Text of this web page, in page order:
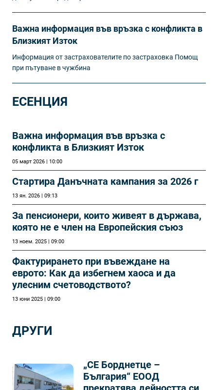
Важна информация във връзка с конфликта в
Близкият Изток
Информация от застрахователите по застраховка Помощ
при пътуване в чужбина
ЕСЕНЦИЯ
Важна информация във връзка с
конфликта в Близкият Изток
05 март 2026 | 10:00
Стартира Данъчната кампания за 2026 г
13 ян. 2026 | 09:13
За пенсионери, които живеят в държава,
която не е член на Европейския съюз
13 ноем. 2025 | 09:00
Фактурирането при въвеждане на
еврото: Как да избегнем хаоса и да
улесним счетоводството?
13 юни 2025 | 09:00
ДРУГИ
„СЕ Борднетце –
България“ ЕООД